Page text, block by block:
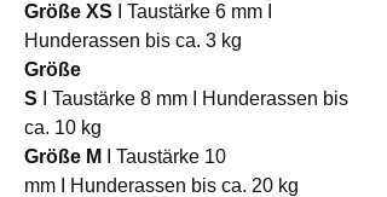
Größe XS I Taustärke 6 mm I
Hunderassen bis ca. 3 kg
Größe
S I Taustärke 8 mm I Hunderassen bis
ca. 10 kg
Größe M
I Taustärke 10
mm I Hunderassen bis ca. 20 kg